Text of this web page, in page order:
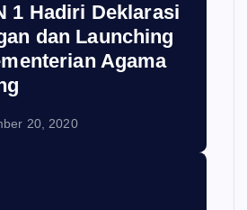
1 Hadiri Deklarasi
dan Launching
Agama
20, 2020